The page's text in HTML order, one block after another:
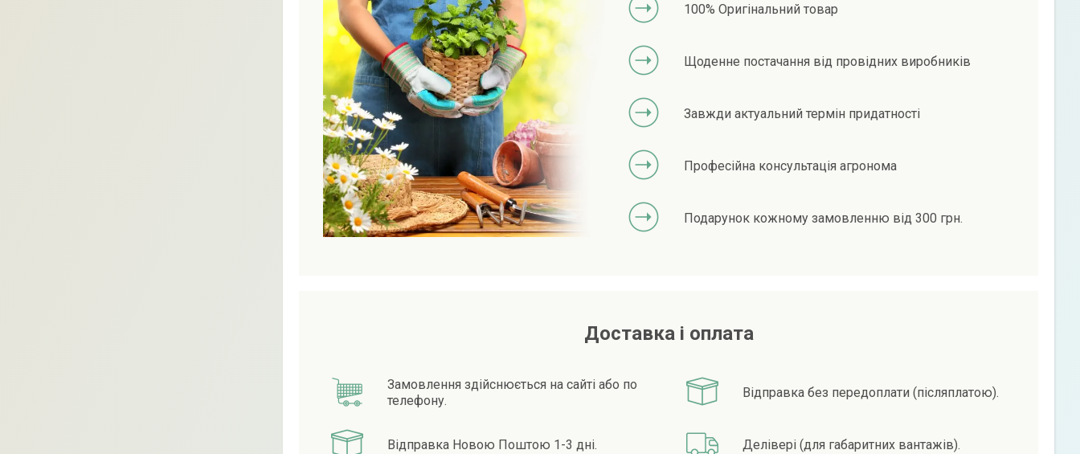
100% Оригінальний товар
Щоденне постачання від провідних виробників
Завжди актуальний термін придатності
Професійна консультація агронома
Подарунок кожному замовленню від 300 грн.
Доставка і оплата
Замовлення здійснюється на сайті або по
телефону.
Відправка Новою Поштою 1-3 дні.
Відправка без передоплати (післяплатою).
Делівері (для габаритних вантажів).